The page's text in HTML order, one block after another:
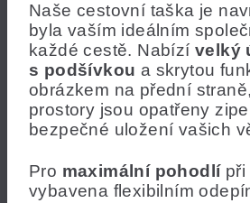
Naše cestovní taška je
byla vaším ideálním
každé cestě. Nabízí velký
s podšívkou a skrytou
obrázkem na přední
prostory jsou opatřeny
bezpečné uložení vašich
Pro maximální pohodlípři
vybavena flexibilním